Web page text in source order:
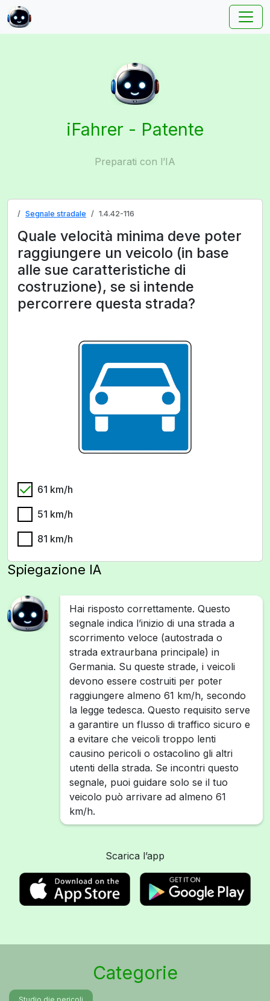
iFahrer - Patente
Preparati con l’IA
Segnale stradale 1.4.42-116
Quale velocità minima deve poter
raggiungere un veicolo (in base
alle sue caratteristiche di
costruzione), se si intende
percorrere questa strada?
61 km/h
51 km/h
81 km/h
Spiegazione IA
Hai risposto correttamente. Questo
segnale indica l’inizio di una strada a
scorrimento veloce (autostrada o
strada extraurbana principale) in
Germania. Su queste strade, i veicoli
devono essere costruiti per poter
raggiungere almeno 61 km/h, secondo
la legge tedesca. Questo requisito serve
a garantire un flusso di traffico sicuro e
a evitare che veicoli troppo lenti
causino pericoli o ostacolino gli altri
utenti della strada. Se incontri questo
segnale, puoi guidare solo se il tuo
veicolo può arrivare ad almeno 61
km/h.
Scarica l’app
Categorie